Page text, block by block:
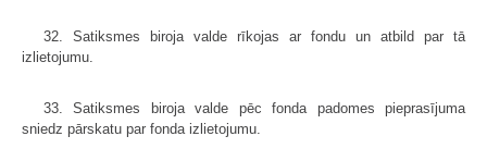
32. Satiksmes biroja valde rīkojas ar fondu un atbild par tā
izlietojumu.
33. Satiksmes biroja valde pēc fonda padomes pieprasījuma
sniedz pārskatu par fonda izlietojumu.